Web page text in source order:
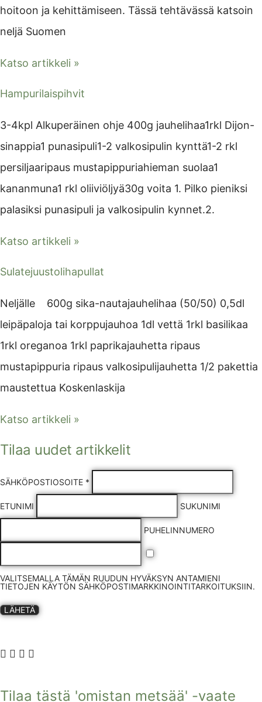
hoitoon ja kehittämiseen. Tässä tehtävässä katsoin
neljä Suomen
Katso artikkeli »
Hampurilaispihvit
3-4kpl Alkuperäinen ohje 400g jauhelihaa1rkl Dijon-
sinappia1 punasipuli1-2 valkosipulin kynttä1-2 rkl
persiljaaripaus mustapippuriahieman suolaa1
kananmuna1 rkl oliiviöljyä30g voita 1. Pilko pieniksi
palasiksi punasipuli ja valkosipulin kynnet.2.
Katso artikkeli »
Sulatejuustolihapullat
Neljälle 600g sika-nautajauhelihaa (50/50) 0,5dl
leipäpaloja tai korppujauhoa 1dl vettä 1rkl basilikaa
1rkl oreganoa 1rkl paprikajauhetta ripaus
mustapippuria ripaus valkosipulijauhetta 1/2 pakettia
maustettua Koskenlaskija
Katso artikkeli »
Tilaa uudet artikkelit
SÄHKÖPOSTIOSOITE *
ETUNIMI SUKUNIMI
PUHELINNUMERO
VALITSEMALLA TÄMÄN RUUDUN HYVÄKSYN ANTAMIENI
TIETOJEN KÄYTÖN SÄHKÖPOSTIMARKKINOINTITARKOITUKSIIN.
LÄHETÄ
Tilaa tästä 'omistan metsää' -vaate